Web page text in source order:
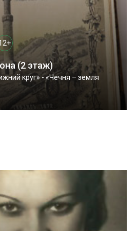
(2 этаж)
круг» - «Чечня – земля